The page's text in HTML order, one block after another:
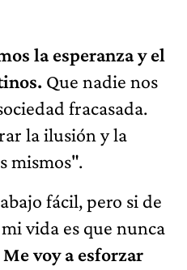
la esperanza y el
Que nadie nos
fracasada.
la ilusión y la
mismos".
fácil, pero si de
vida es que nunca
Me voy a esforzar